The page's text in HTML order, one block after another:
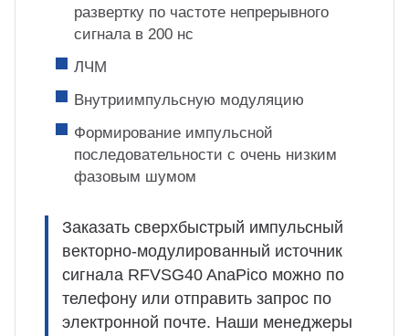
развертку по частоте непрерывного
сигнала в 200 нс
ЛЧМ
Внутриимпульсную модуляцию
Формирование импульсной
последовательности с очень низким
фазовым шумом
Заказать сверхбыстрый импульсный
векторно-модулированный источник
сигнала RFVSG40 AnaPico можно по
телефону или отправить запрос по
электронной почте. Наши менеджеры